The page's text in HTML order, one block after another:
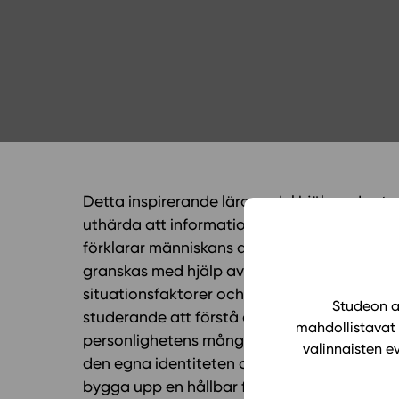
Studeon
mahdollistavat
valinnaisten
Tilaa
Detta inspirerande läromedel hjälper de
uthärda att information kan vara
förklarar människans aktivitet och
granskas med hjälp av exempel som en
situationsfaktorer och kultur. Via
studerande att förstå centrala teorier som
personlighetens många skikt. Uppgifterna
den egna identiteten och människosynen.
bygga upp en hållbar framtid och förstå